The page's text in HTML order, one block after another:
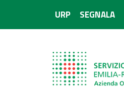
URP SEGNALA